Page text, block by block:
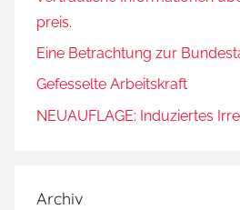
preis.
Eine Betrachtung zur
Gefesselte Arbeitskraft
NEUAUFLAGE: Induziertes
Archiv